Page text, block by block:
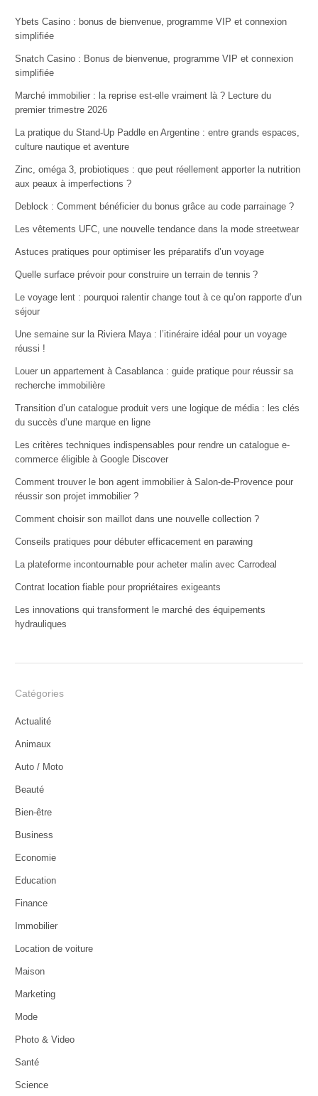
Ybets Casino : bonus de bienvenue, programme VIP et connexion
simplifiée
Snatch Casino : Bonus de bienvenue, programme VIP et connexion
simplifiée
Marché immobilier : la reprise est-elle vraiment là ? Lecture du
premier trimestre 2026
La pratique du Stand-Up Paddle en Argentine : entre grands espaces,
culture nautique et aventure
Zinc, oméga 3, probiotiques : que peut réellement apporter la nutrition
aux peaux à imperfections ?
Deblock : Comment bénéficier du bonus grâce au code parrainage ?
Les vêtements UFC, une nouvelle tendance dans la mode streetwear
Astuces pratiques pour optimiser les préparatifs d’un voyage
Quelle surface prévoir pour construire un terrain de tennis ?
Le voyage lent : pourquoi ralentir change tout à ce qu’on rapporte d’un
séjour
Une semaine sur la Riviera Maya : l’itinéraire idéal pour un voyage
réussi !
Louer un appartement à Casablanca : guide pratique pour réussir sa
recherche immobilière
Transition d’un catalogue produit vers une logique de média : les clés
du succès d’une marque en ligne
Les critères techniques indispensables pour rendre un catalogue e-
commerce éligible à Google Discover
Comment trouver le bon agent immobilier à Salon-de-Provence pour
réussir son projet immobilier ?
Comment choisir son maillot dans une nouvelle collection ?
Conseils pratiques pour débuter efficacement en parawing
La plateforme incontournable pour acheter malin avec Carrodeal
Contrat location fiable pour propriétaires exigeants
Les innovations qui transforment le marché des équipements
hydrauliques
Catégories
Actualité
Animaux
Auto / Moto
Beauté
Bien-être
Business
Economie
Education
Finance
Immobilier
Location de voiture
Maison
Marketing
Mode
Photo & Video
Santé
Science